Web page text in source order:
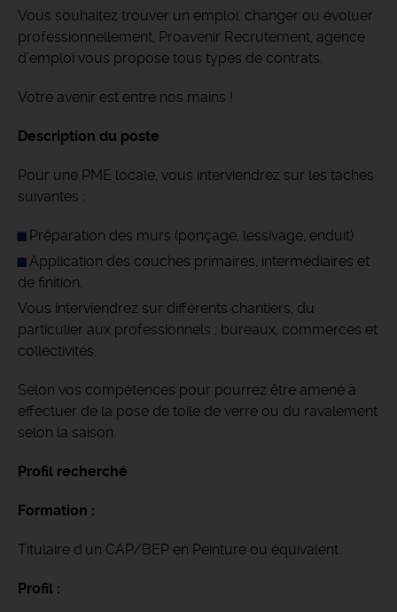
Vous souhaitez trouver un emploi, changer ou évoluer
professionnellement, Proavenir Recrutement, agence
d’emploi vous propose tous types de contrats.
Votre avenir est entre nos mains !
Description du poste
Pour une PME locale, vous interviendrez sur les taches
suivantes :
Préparation des murs (ponçage, lessivage, enduit)
Application des couches primaires, intermédiaires et
de finition.
Vous interviendrez sur différents chantiers, du
particulier aux professionnels ; bureaux, commerces et
collectivités.
Selon vos compétences pour pourrez être amené à
effectuer de la pose de toile de verre ou du ravalement
selon la saison.
Profil recherché
Formation :
Titulaire d'un CAP/BEP en Peinture ou équivalent
Profil :